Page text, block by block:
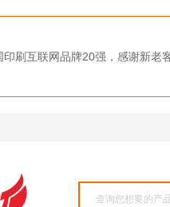
刷互联网品牌20强，感谢新老